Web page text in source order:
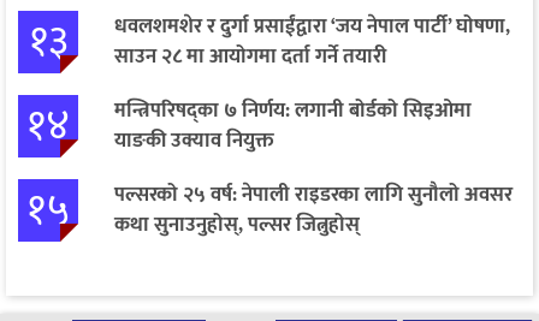
१३
धवलशमशेर र दुर्गा प्रसाईंद्वारा ‘जय नेपाल पार्टी’ घोषणा,
साउन २८ मा आयोगमा दर्ता गर्ने तयारी
१४
मन्त्रिपरिषद्का ७ निर्णय: लगानी बोर्डको सिइओमा
याङकी उक्याव नियुक्त
१५
पल्सरको २५ वर्ष: नेपाली राइडरका लागि सुनौलो अवसर
कथा सुनाउनुहोस्, पल्सर जित्नुहोस्